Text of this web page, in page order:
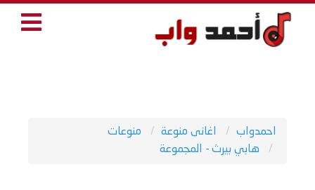
احمدواب اغانى منوعة
منوعات
هابي بيرث - المجموعة